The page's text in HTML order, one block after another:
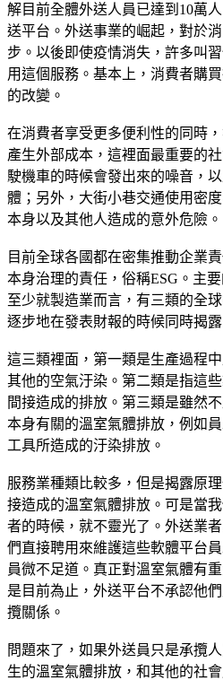
解目前全體外送人員已達到10萬
送平台。外送事業的崛起，對於
步。以後即使疫情消失，許多叫
用這個服務。基本上，消費者購
的改變。
在消費者享受更多便利性的同時
產生外部成本，這裡面最重要的
駛機車的時候會發出來的噪音，
體；另外，大街小巷交通使用密
本身以及其他人造成的意外危險。
目前全球各國都在密集推動企業
本身治理的責任，俗稱ESG。主
至少就製造業而言，有三類的全
逐步地在發表財報的時候同時揭露
這三類裡面，第一類是生產過程
其他的空氣汙染。第二類是指這
間接造成的排放。第三類是雖然
本身有關的溫室氣體排放，例如
工具所造成的汙染排放。
服務業種類比較多，但是揭露原
接造成的溫室氣體排放。可是當
者的時候，就不靈光了。外送業
們直接聘用來維護這些軟體平台
員微不足道。真正對溫室氣體有
是目前為止，外送平台不承認他
攬關係。
問題來了，如果外送員只是承攬
生的溫室氣體排放，和其他的社